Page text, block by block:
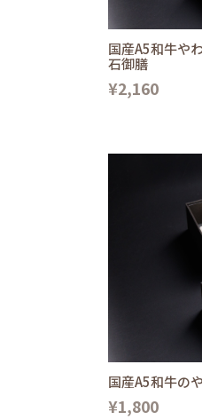
国産A5和牛や
石御膳
¥2,160
国産A5和牛の
¥1,800